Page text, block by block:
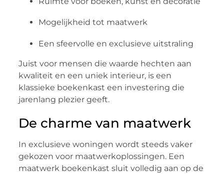
Mogelijkheid tot maatwerk
Een sfeervolle en exclusieve uitstraling
Juist voor mensen die waarde hechten aan
kwaliteit en een uniek interieur, is een
klassieke boekenkast een investering die
jarenlang plezier geeft.
De charme van maatwerk
In exclusieve woningen wordt steeds vaker
gekozen voor maatwerkoplossingen. Een
maatwerk boekenkast sluit volledig aan op de